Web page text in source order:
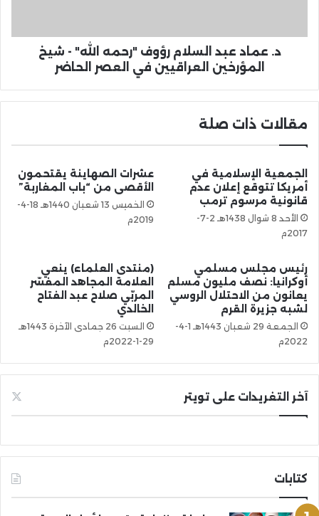
د. عماد عبد السلام رؤوف "رحمه الله" - شيخ
المؤرخين العراقيين في العصر الحاضر
مقالات ذات صلة
الجمعية الإسلامية في
أمريكا تتوقع إعلان عدم
قانونية مرسوم ترمب
الأحد 8 شوال 1438هـ 2-7-
2017م
عشرات الصهاينة يقتحمون
الأقصى من “باب المغاربة”
الخميس 13 شعبان 1440هـ 18-4-
2019م
رئيس مجلس مسلمي
أوكرانيا: نصف مليون مسلم
يعانون من الاحتلال الروسي
لشبه جزيرة القرم
الجمعة 29 شعبان 1443هـ 1-4-
2022م
(منتدى العلماء) ينعي
العلامة المجاهد المفسّر
المربّي صلاح عبد الفتاح
الخالدي
السبت 26 جمادى الآخرة 1443هـ
29-1-2022م
آخر التغريدات على تويتر
كتابات